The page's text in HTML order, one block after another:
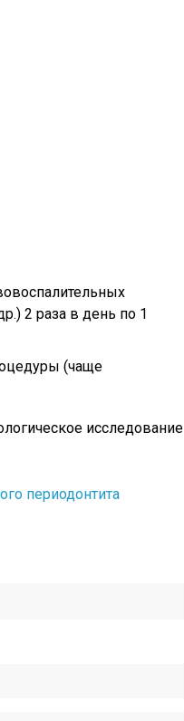
2 раза в день по 1
(чаще
исследование
периодонтита